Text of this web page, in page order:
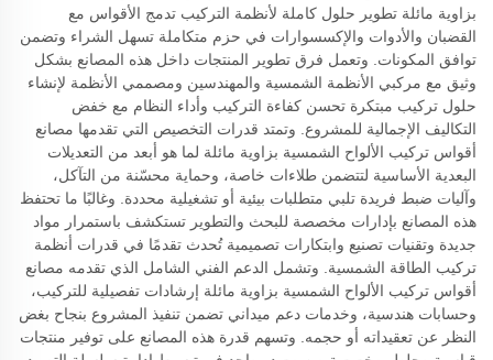
بزاوية مائلة تطوير حلول كاملة لأنظمة التركيب تدمج الأقواس مع
القضبان والأدوات والإكسسوارات في حزم متكاملة تسهل الشراء وتضمن
توافق المكونات. وتعمل فرق تطوير المنتجات داخل هذه المصانع بشكل
وثيق مع مركبي الأنظمة الشمسية والمهندسين ومصممي الأنظمة لإنشاء
حلول تركيب مبتكرة تحسن كفاءة التركيب وأداء النظام مع خفض
التكاليف الإجمالية للمشروع. وتمتد قدرات التخصيص التي تقدمها مصانع
أقواس تركيب الألواح الشمسية بزاوية مائلة لما هو أبعد من التعديلات
البعدية الأساسية لتتضمن طلاءات خاصة، وحماية محسّنة من التآكل،
وآليات ضبط فريدة تلبي متطلبات بيئية أو تشغيلية محددة. وغالبًا ما تحتفظ
هذه المصانع بإدارات مخصصة للبحث والتطوير تستكشف باستمرار مواد
جديدة وتقنيات تصنيع وابتكارات تصميمية تُحدث تقدمًا في قدرات أنظمة
تركيب الطاقة الشمسية. وتشمل الدعم الفني الشامل الذي تقدمه مصانع
أقواس تركيب الألواح الشمسية بزاوية مائلة إرشادات تفصيلية للتركيب،
وحسابات هندسية، وخدمات دعم ميداني تضمن تنفيذ المشروع بنجاح بغض
النظر عن تعقيداته أو حجمه. وتسهم قدرة هذه المصانع على توفير منتجات